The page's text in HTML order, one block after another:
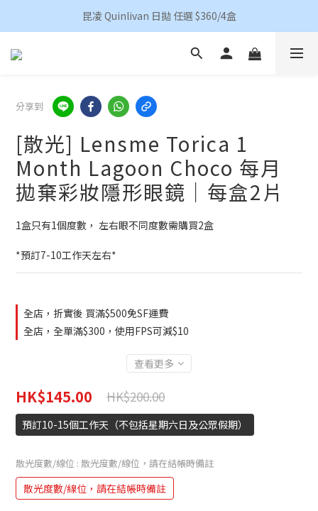
香港地區買滿HKD 500(澳門HKD 600)順豐包郵
昆凌 Quinlivan 日拋 任選 $360/4盒
香港地區買滿HKD 500(澳門HKD 600)順豐包郵
分享到
[散光] Lensme Torica 1
Month Lagoon Choco 每月
拋棄彩妝隱形眼鏡｜每盒2片
1盒只有1個度數， 左右眼不同度數需購買2盒
*預訂7-10工作天左右*
全店，折實後 買滿$500免SF運費
全店，全單滿$300，使用FPS可減$10
查看更多
HK$145.00 HK$200.00
預訂10-15個工作天（不包括星期六日及公眾假期）
散光度數/線位 : 散光度數/線位，請在結帳時備註
散光度數/線位，請在結帳時備註